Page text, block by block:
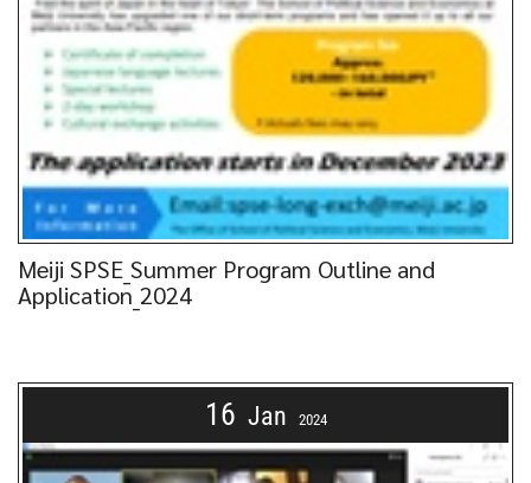
Meiji SPSE_Summer Program Outline and
Application_2024
16 Jan 2024